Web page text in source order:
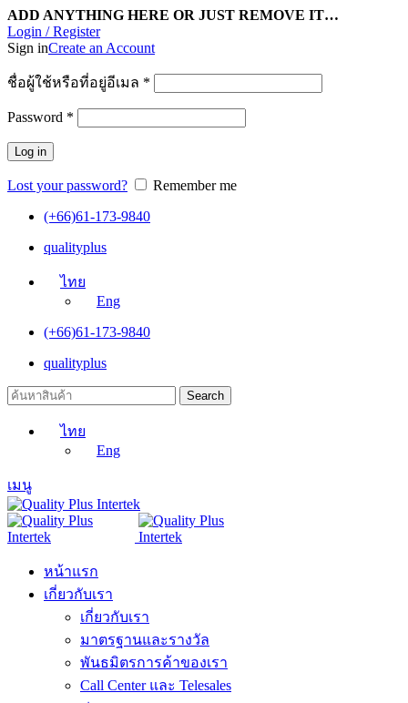
ADD ANYTHING HERE OR JUST REMOVE IT…
Login / Register
Sign inCreate an Account
ชื่อผู้ใช้หรือที่อยู่อีเมล *
Password *
Log in
Lost your password?
Remember me
(+66)61-173-9840
qualityplus
ไทย
Eng
(+66)61-173-9840
qualityplus
Search
ไทย
Eng
เมนู
หน้าแรก
เกี่ยวกับเรา
เกี่ยวกับเรา
มาตรฐานและรางวัล
พันธมิตรการค้าของเรา
Call Center และ Telesales